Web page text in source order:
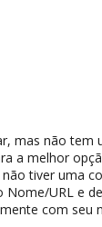
mas não tem
a melhor
não tiver uma
Nome/URL e
com seu